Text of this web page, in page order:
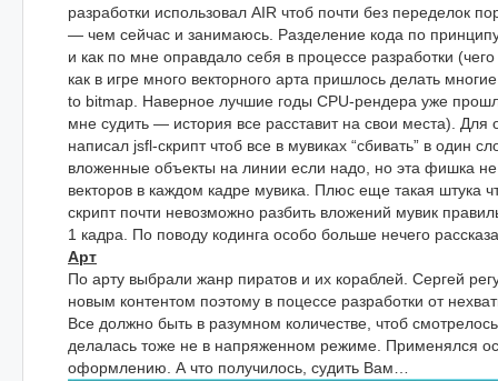
разработки использовал AIR чтоб почти без переделок
— чем сейчас и занимаюсь. Разделение кода по
и как по мне оправдало себя в процессе разработки
как в игре много векторного арта пришлось делать
to bitmap. Наверное лучшие годы СPU-рендера уже
мне судить — история все расставит на свои места). Для
написал jsfl-скрипт чтоб все в мувиках “сбивать” в один
вложенные объекты на линии если надо, но эта фишка не
векторов в каждом кадре мувика. Плюс еще такая штука
скрипт почти невозможно разбить вложений мувик
1 кадра. По поводу кодинга особо больше нечего
Арт
По арту выбрали жанр пиратов и их кораблей. Сергей
новым контентом поэтому в поцессе разработки от
Все должно быть в разумном количестве, чтоб
делалась тоже не в напряженном режиме. Применялся
оформлению. А что получилось, судить Вам…